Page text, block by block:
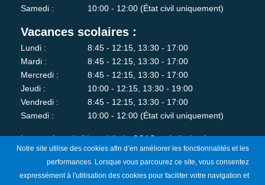
Samedi :
10:00 - 12:00 (État civil uniquement)
Vacances scolaires :
Lundi :
8:45 - 12:15, 13:30 - 17:00
Mardi :
8:45 - 12:15, 13:30 - 17:00
Mercredi :
8:45 - 12:15, 13:30 - 17:00
Jeudi :
10:00 - 12:15, 13:30 - 19:00
Vendredi :
8:45 - 12:15, 13:30 - 17:00
Samedi :
10:00 - 12:00 (État civil uniquement)
Les services de l'état-civil, du CCAS et de l'urbanisme sont
fermés au public le lundi matin.
Notre site utilise des cookies afin d’en améliorer les fonctionnalités et les
performances. Lorsque vous parcourez ce site, vous consentez
expressément à l'utilisation des cookies pour faciliter votre navigation et